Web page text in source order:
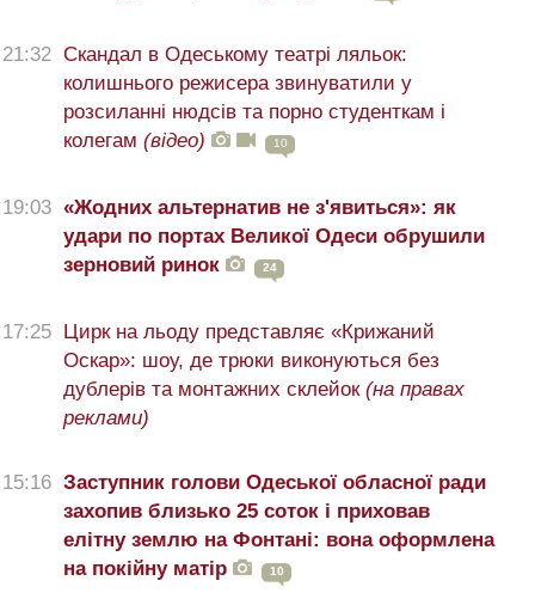
21:32 Скандал в Одеському театрі ляльок:
колишнього режисера звинуватили у
розсиланні нюдсів та порно студенткам і
колегам (відео) 10
19:03 «Жодних альтернатив не з'явиться»: як
удари по портах Великої Одеси обрушили
зерновий ринок
24
17:25 Цирк на льоду представляє «Крижаний
Оскар»: шоу, де трюки виконуються без
дублерів та монтажних склейок (на правах
реклами)
15:16 Заступник голови Одеської обласної ради
захопив близько 25 соток і приховав
елітну землю на Фонтані: вона оформлена
на покійну матір
10